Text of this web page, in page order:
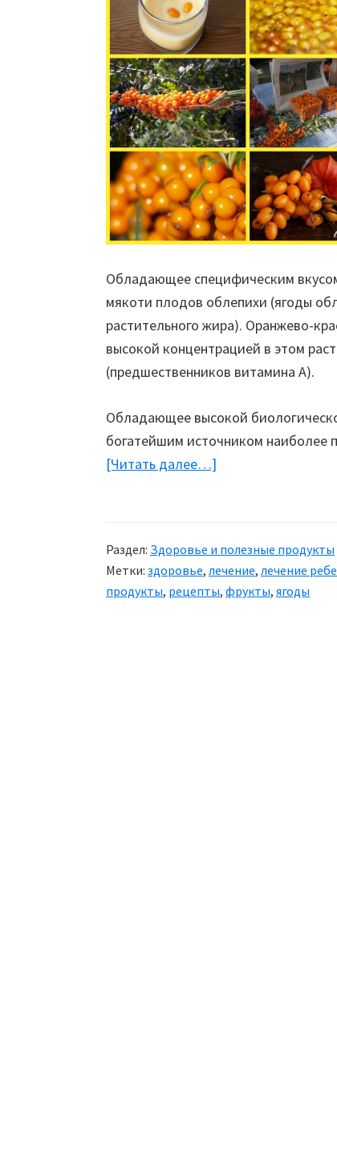
Обладающее специфическим
мякоти плодов облепихи (ягоды
растительного жира). Оранжево-
высокой концентрацией в этом
(предшественников витамина А).
Обладающее высокой
богатейшим источником наиболее
[Читать далее…]
и
его
польза
Раздел: Здоровье и полезные продукты
Метки: здоровье, лечение, лечение
продукты, рецепты, фрукты, ягоды